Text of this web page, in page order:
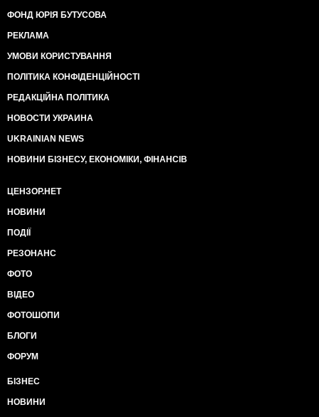
ФОНД ЮРІЯ БУТУСОВА
РЕКЛАМА
УМОВИ КОРИСТУВАННЯ
ПОЛІТИКА КОНФІДЕНЦІЙНОСТІ
РЕДАКЦІЙНА ПОЛІТИКА
НОВОСТИ УКРАИНА
UKRAINIAN NEWS
НОВИНИ БІЗНЕСУ, ЕКОНОМІКИ, ФІНАНСІВ
ЦЕНЗОР.НЕТ
НОВИНИ
ПОДІЇ
РЕЗОНАНС
ФОТО
ВІДЕО
ФОТОШОПИ
БЛОГИ
ФОРУМ
БІЗНЕС
НОВИНИ